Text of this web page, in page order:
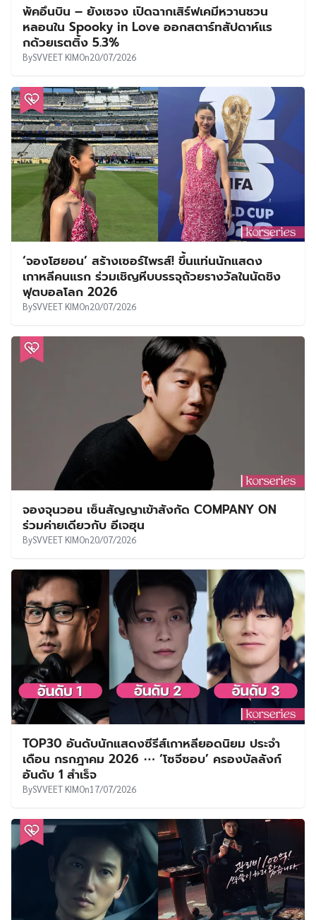
พัคอึนบิน – ยังเซจง เปิดฉากเสิร์ฟเคมีหวานชวน
หลอนใน Spooky in Love ออกสตาร์ทสัปดาห์แร
กด้วยเรตติ้ง 5.3%
BySVVEET KIMOn20/07/2026
‘จองโฮยอน’ สร้างเซอร์ไพรส์! ขึ้นแท่นนักแสดง
เกาหลีคนแรก ร่วมเชิญหีบบรรจุถ้วยรางวัลในนัดชิง
ฟุตบอลโลก 2026
BySVVEET KIMOn20/07/2026
จองจุนวอน เซ็นสัญญาเข้าสังกัด COMPANY ON
ร่วมค่ายเดียวกับ อีเจฮุน
BySVVEET KIMOn20/07/2026
TOP30 อันดับนักแสดงซีรีส์เกาหลียอดนิยม ประจำ
เดือน กรกฎาคม 2026 ⋯ ‘โซจีซอบ’ ครองบัลลังก์
อันดับ 1 สำเร็จ
BySVVEET KIMOn17/07/2026